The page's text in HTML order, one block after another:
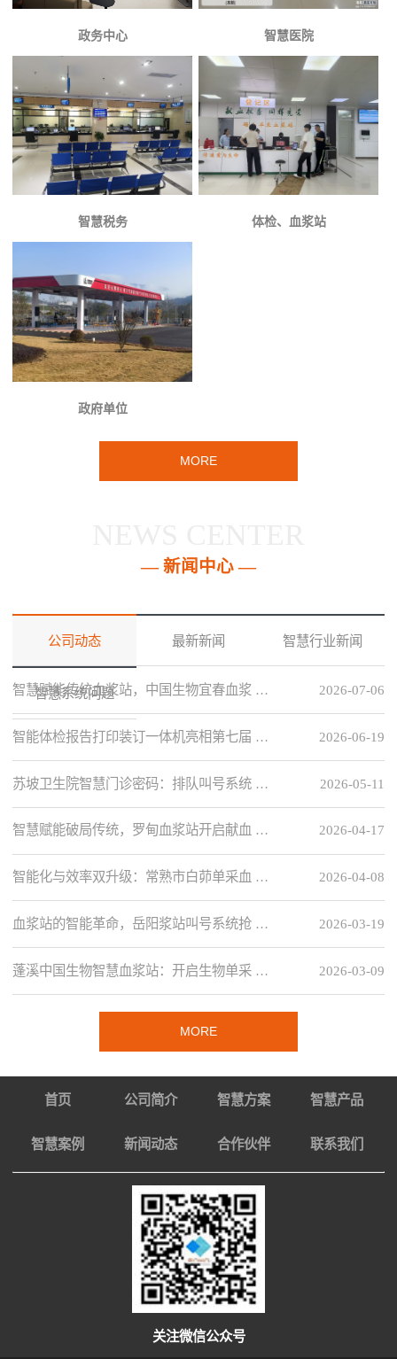
政务中心 智慧医院
智慧税务 体检、血浆站
政府单位
MORE
— 新闻中心 —
公司动态 最新新闻 智慧行业新闻
智慧系统问题 2026-07-06
智慧赋能传统血浆站，中国生物宜春血浆 …
2026-06-19
智能体检报告打印装订一体机亮相第七届 …
2026-05-11
苏坡卫生院智慧门诊密码：排队叫号系统 …
2026-04-17
智慧赋能破局传统，罗甸血浆站开启献血 …
2026-04-08
智能化与效率双升级：常熟市白茆单采血 …
2026-03-19
血浆站的智能革命，岳阳浆站叫号系统抢 …
2026-03-09
蓬溪中国生物智慧血浆站：开启生物单采 …
MORE
首页 公司简介 智慧方案 智慧产品
智慧案例 新闻动态 合作伙伴 联系我们
关注微信公众号